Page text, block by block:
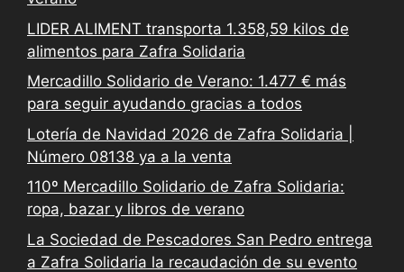
LIDER ALIMENT transporta 1.358,59 kilos de
alimentos para Zafra Solidaria
Mercadillo Solidario de Verano: 1.477 € más
para seguir ayudando gracias a todos
Lotería de Navidad 2026 de Zafra Solidaria |
Número 08138 ya a la venta
110º Mercadillo Solidario de Zafra Solidaria:
ropa, bazar y libros de verano
La Sociedad de Pescadores San Pedro entrega
a Zafra Solidaria la recaudación de su evento